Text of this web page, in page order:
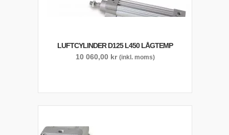
LUFTCYLINDER D125 L450 LÅGTEMP
10 060,00 kr (inkl. moms)